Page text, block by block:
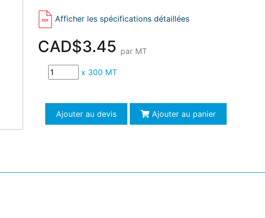
Afficher les spécifications détaillées
CAD$3.45 par MT
x 300 MT
Ajouter au devis Ajouter au panier